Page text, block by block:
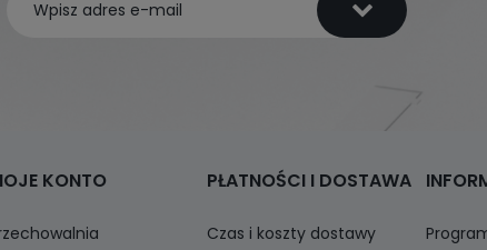
KONTO PŁATNOŚCI I DOSTAWA
Czas i koszty dostawy